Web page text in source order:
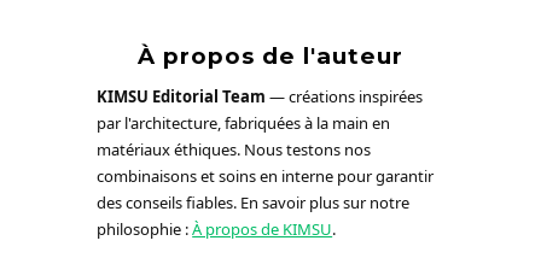
À propos de l'auteur
KIMSU Editorial Team — créations inspirées
par l'architecture, fabriquées à la main en
matériaux éthiques. Nous testons nos
combinaisons et soins en interne pour garantir
des conseils fiables. En savoir plus sur notre
philosophie :À propos de KIMSU.